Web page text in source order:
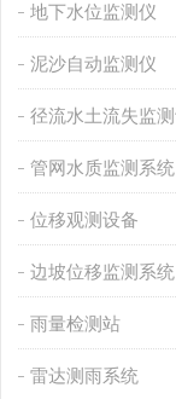
地下水位监测仪
泥沙自动监测仪
径流水土流失监
管网水质监测系统
位移观测设备
边坡位移监测系统
雨量检测站
雷达测雨系统